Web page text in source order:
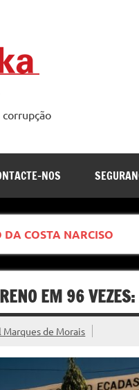
NOS
COSTA NARCISO
EM 96
Marques de Morais